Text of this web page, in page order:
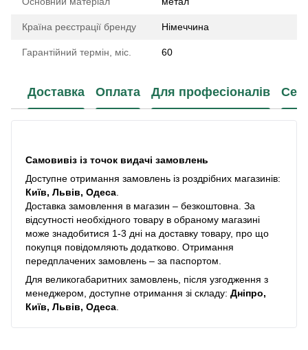
Країна реєстрації бренду Німеччина
Гарантійний термін, міс. 60
Доставка Оплата Для професіоналів
Самовивіз із точок видачі замовлень
Доступне отримання замовлень із роздрібних магазинів:
Київ, Львів, Одеса
Доставка замовлення в магазин – безкоштовна. За
відсутності необхідного товару в обраному магазині
може знадобитися 1-3 дні на доставку товару, про що
покупця повідомляють додатково. Отримання
передплачених замовлень – за паспортом.
Для великогабаритних замовлень, після узгодження з
менеджером, доступне отримання зі складу: Дніпро,
Київ, Львів, Одеса